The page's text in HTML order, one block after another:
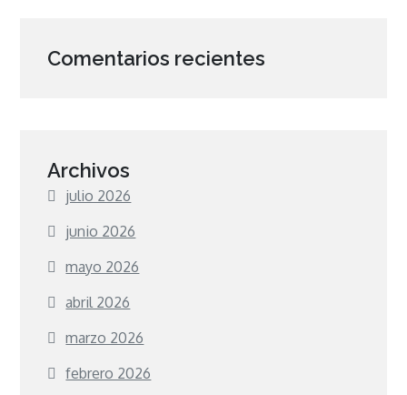
Comentarios recientes
Archivos
julio 2026
junio 2026
mayo 2026
abril 2026
marzo 2026
febrero 2026